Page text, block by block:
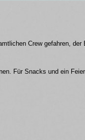
Crew gefahren,
Für Snacks und ein